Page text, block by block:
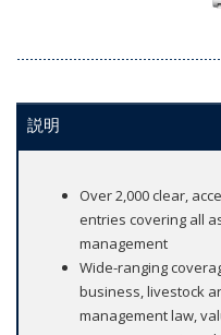
説明
Over 2,000 clear,
entries covering all
management
Wide-ranging
business, livestock
management law,